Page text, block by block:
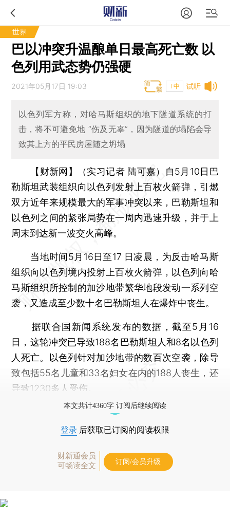
世界
巴以冲突升温酿单日最高死亡数 以
色列用武态势仍强硬
试听
2021年05月17日 19:03 T中
以色列军方称，对哈马斯组织的地下隧道系统的打
击，将不可避免地 “伤及无辜”，因为隧道的塌陷会导
致其上方的平民房屋随之坍塌
【财新网】（实习记者 陆可嘉）
自5月10日巴
勒斯坦武装组织向以色列发射上百枚火箭弹，引燃
双方近年来规模最大的军事冲突以来，巴勒斯坦和
以色列之间的紧张局势在一周内迅速升级，并于上
周末到达新一波交火高峰。
当地时间5月16日至17 日凌晨，为反击哈马斯
组织向以色列境内投射上百枚火箭弹，以色列向哈
马斯组织所控制的加沙地带繁华地段发动一系列空
袭，又造成至少数十名巴勒斯坦人在爆炸中丧生。
据联合国新闻系统发布的数据，截至5月16
日，这轮冲突已导致188名巴勒斯坦人和8名以色列
人死亡。以色列针对加沙地带的数百次空袭，除导
致包括55名儿童和33名妇女在内的188人丧生，还
导致1230多人受伤。
本文共计4360字 订阅后继续阅读
登录 后获取已订阅的阅读权限
财新通会员
可畅读全文
订阅/会员升级